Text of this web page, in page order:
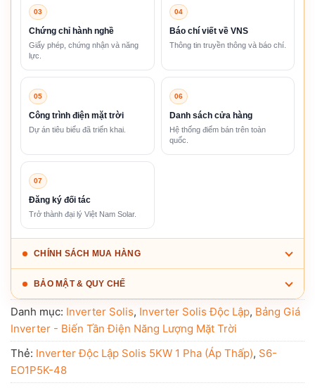
03
Chứng chỉ hành nghề
Giấy phép, chứng nhận và năng
lực.
04
Báo chí viết về VNS
Thông tin truyền thông và báo chí.
05
Công trình điện mặt trời
Dự án tiêu biểu đã triển khai.
06
Danh sách cửa hàng
Hệ thống điểm bán trên toàn
quốc.
07
Đăng ký đối tác
Trở thành đại lý Việt Nam Solar.
CHÍNH SÁCH MUA HÀNG
BẢO MẬT & QUY CHẾ
Danh mục: Inverter Solis, Inverter Solis Độc Lập, Bảng Giá
Inverter - Biến Tần Điện Năng Lượng Mặt Trời
Thẻ: Inverter Độc Lập Solis 5KW 1 Pha (Áp Thấp), S6-
EO1P5K-48